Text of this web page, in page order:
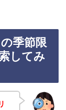
季節限
してみ